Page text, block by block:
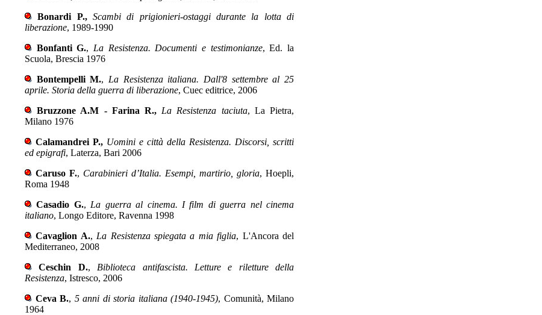
Bonardi P.,Scambi di prigionieri-ostaggi durante la lotta di
liberazione, 1989-1990
Bonfanti G., La Resistenza. Documenti e testimonianze, Ed. la
Scuola, Brescia 1976
Bontempelli M., La Resistenza italiana. Dall'8 settembre al 25
aprile. Storia della guerra di liberazione, Cuec editrice, 2006
Bruzzone A.M - Farina R., La Resistenza taciuta, La Pietra,
Milano 1976
Calamandrei P., Uomini e città della Resistenza. Discorsi, scritti
ed epigrafi, Laterza, Bari 2006
Caruso F., Carabinieri d’Italia. Esempi, martirio, gloria, Hoepli,
Roma 1948
Casadio G., La guerra al cinema. I film di guerra nel cinema
italiano, Longo Editore, Ravenna 1998
Cavaglion A., La Resistenza spiegata a mia figlia, L'Ancora del
Mediterraneo, 2008
Ceschin D., Biblioteca antifascista. Letture e riletture della
Resistenza, Istresco, 2006
Ceva B., 5 anni di storia italiana (1940-1945), Comunità, Milano
1964